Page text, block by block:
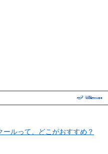
ルって、どこがおすすめ？